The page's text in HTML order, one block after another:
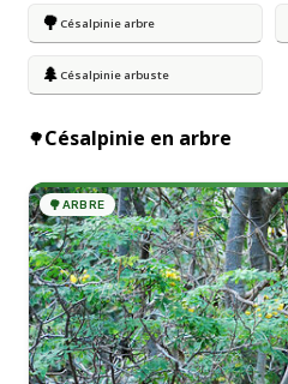
🌳 Césalpinie arbre
🌲 Césalpinie arbuste
🌳Césalpinie en arbre
🌳ARBRE